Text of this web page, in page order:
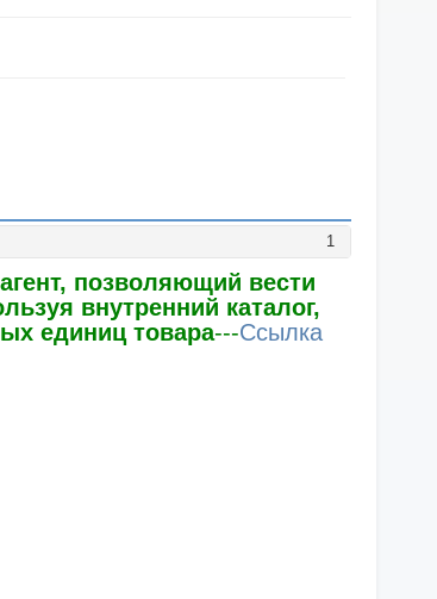
1
позволяющий вести
внутренний каталог,
единиц товара---Ссылка